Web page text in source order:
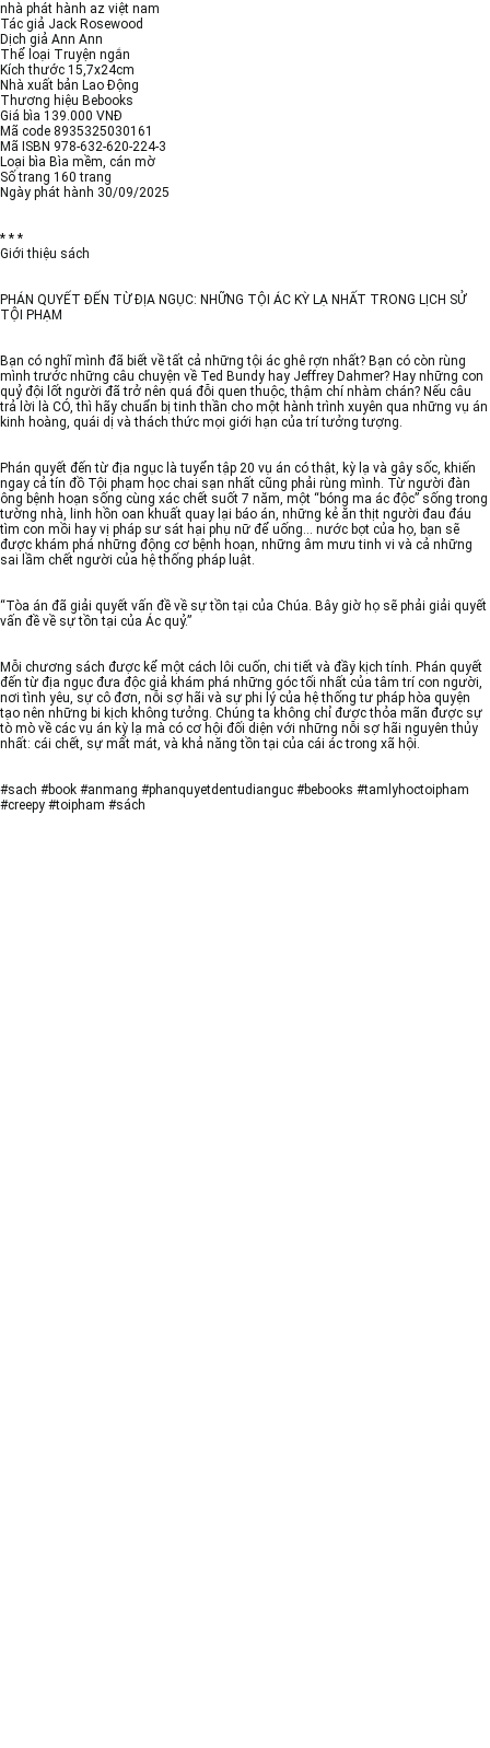
nhà phát hành az việt nam
Tác giả Jack Rosewood
Dịch giả Ann Ann
Thể loại Truyện ngắn
Kích thước 15,7x24cm
Nhà xuất bản Lao Động
Thương hiệu Bebooks
Giá bìa 139.000 VNĐ
Mã code 8935325030161
Mã ISBN 978-632-620-224-3
Loại bìa Bìa mềm, cán mờ
Số trang 160 trang
Ngày phát hành 30/09/2025
* * *
Giới thiệu sách
PHÁN QUYẾT ĐẾN TỪ ĐỊA NGỤC: NHỮNG TỘI ÁC KỲ LẠ NHẤT TRONG LỊCH SỬ
TỘI PHẠM
Bạn có nghĩ mình đã biết về tất cả những tội ác ghê rợn nhất? Bạn có còn rùng
mình trước những câu chuyện về Ted Bundy hay Jeffrey Dahmer? Hay những con
quỷ đội lốt người đã trở nên quá đỗi quen thuộc, thậm chí nhàm chán? Nếu câu
trả lời là CÓ, thì hãy chuẩn bị tinh thần cho một hành trình xuyên qua những vụ án
kinh hoàng, quái dị và thách thức mọi giới hạn của trí tưởng tượng.
Phán quyết đến từ địa ngục là tuyển tập 20 vụ án có thật, kỳ lạ và gây sốc, khiến
ngay cả tín đồ Tội phạm học chai sạn nhất cũng phải rùng mình. Từ người đàn
ông bệnh hoạn sống cùng xác chết suốt 7 năm, một “bóng ma ác độc” sống trong
tường nhà, linh hồn oan khuất quay lại báo án, những kẻ ăn thịt người đau đáu
tìm con mồi hay vị pháp sư sát hại phụ nữ để uống… nước bọt của họ, bạn sẽ
được khám phá những động cơ bệnh hoạn, những âm mưu tinh vi và cả những
sai lầm chết người của hệ thống pháp luật.
“Tòa án đã giải quyết vấn đề về sự tồn tại của Chúa. Bây giờ họ sẽ phải giải quyết
vấn đề về sự tồn tại của Ác quỷ.”
Mỗi chương sách được kể một cách lôi cuốn, chi tiết và đầy kịch tính. Phán quyết
đến từ địa ngục đưa độc giả khám phá những góc tối nhất của tâm trí con người,
nơi tình yêu, sự cô đơn, nỗi sợ hãi và sự phi lý của hệ thống tư pháp hòa quyện
tạo nên những bi kịch không tưởng. Chúng ta không chỉ được thỏa mãn được sự
tò mò về các vụ án kỳ lạ mà có cơ hội đối diện với những nỗi sợ hãi nguyên thủy
nhất: cái chết, sự mất mát, và khả năng tồn tại của cái ác trong xã hội.
#sach #book #anmang #phanquyetdentudianguc #bebooks #tamlyhoctoipham
#creepy #toipham #sách